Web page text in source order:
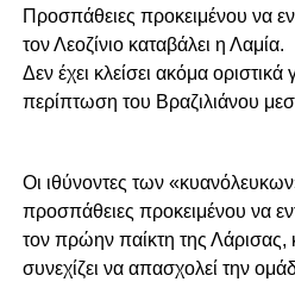
Προσπάθειες προκειμένου να
τον Λεοζίνιο καταβάλει η Λαμία.
Δεν έχει κλείσει ακόμα οριστικά
περίπτωση του Βραζιλιάνου
Οι ιθύνοντες των
προσπάθειες προκειμένου να
τον πρώην παίκτη της
συνεχίζει να απασχολεί την